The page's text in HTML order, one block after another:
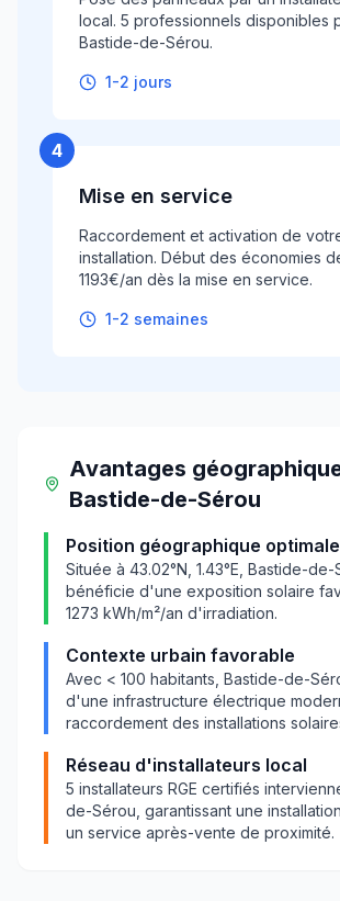
local. 5 professionnels disponibles
Bastide-de-Sérou.
1-2 jours
4
Mise en service
Raccordement et activation de
installation. Début des économies
1193€/an dès la mise en service.
1-2 semaines
Avantages
Bastide-de-Sérou
Position géographique optimale
Située à 43.02°N, 1.43°E, Bastide-de-
bénéficie d'une exposition solaire
1273 kWh/m²/an d'irradiation.
Contexte urbain favorable
Avec < 100 habitants, Bastide-de-
d'une infrastructure électrique
raccordement des installations
Réseau d'installateurs local
5 installateurs RGE certifiés
de-Sérou , garantissant une
un service après-vente de proximité.